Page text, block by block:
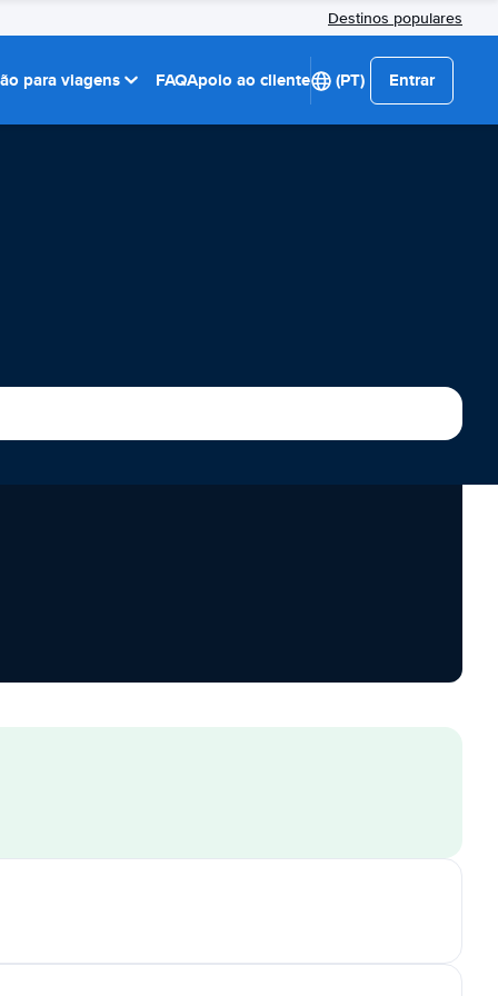
Destinos populares
para viagens FAQApoio ao cliente (PT) Entrar